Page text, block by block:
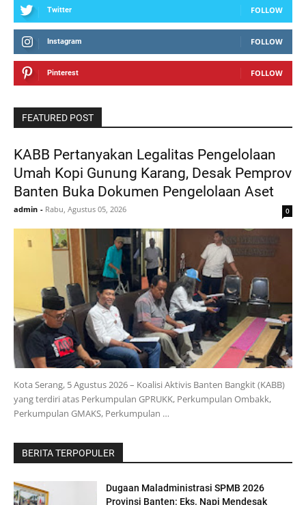
Twitter FOLLOW
Instagram FOLLOW
Pinterest FOLLOW
FEATURED POST
KABB Pertanyakan Legalitas Pengelolaan
Umah Kopi Gunung Karang, Desak Pemprov
Banten Buka Dokumen Pengelolaan Aset
admin - Rabu, Agustus 05, 2026 0
Kota Serang, 5 Agustus 2026 – Koalisi Aktivis Banten Bangkit (KABB)
yang terdiri atas Perkumpulan GPRUKK, Perkumpulan Ombakk,
Perkumpulan GMAKS, Perkumpulan …
BERITA TERPOPULER
Dugaan Maladministrasi SPMB 2026
Provinsi Banten: Eks. Napi Mendesak